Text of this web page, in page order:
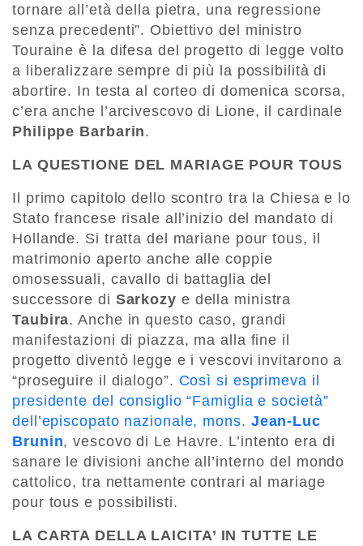
tornare all’età della pietra, una regressione
senza precedenti”. Obiettivo del ministro
Touraine è la difesa del progetto di legge volto
a liberalizzare sempre di più la possibilità di
abortire. In testa al corteo di domenica scorsa,
c’era anche l’arcivescovo di Lione, il cardinale
Philippe Barbarin.
LA QUESTIONE DEL MARIAGE POUR TOUS
Il primo capitolo dello scontro tra la Chiesa e lo
Stato francese risale all’inizio del mandato di
Hollande. Si tratta del mariane pour tous, il
matrimonio aperto anche alle coppie
omosessuali, cavallo di battaglia del
successore di Sarkozy e della ministra
Taubira. Anche in questo caso, grandi
manifestazioni di piazza, ma alla fine il
progetto diventò legge e i vescovi invitarono a
“proseguire il dialogo”. Così si esprimeva il
presidente del consiglio “Famiglia e società”
dell’episcopato nazionale, mons. Jean-Luc
Brunin, vescovo di Le Havre. L’intento era di
sanare le divisioni anche all’interno del mondo
cattolico, tra nettamente contrari al mariage
pour tous e possibilisti.
LA CARTA DELLA LAICITA’ IN TUTTE LE